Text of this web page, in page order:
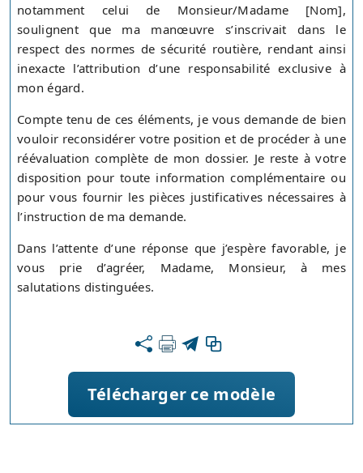
notamment celui de Monsieur/Madame [Nom],
soulignent que ma manœuvre s’inscrivait dans le
respect des normes de sécurité routière, rendant ainsi
inexacte l’attribution d’une responsabilité exclusive à
mon égard.
Compte tenu de ces éléments, je vous demande de bien
vouloir reconsidérer votre position et de procéder à une
réévaluation complète de mon dossier. Je reste à votre
disposition pour toute information complémentaire ou
pour vous fournir les pièces justificatives nécessaires à
l’instruction de ma demande.
Dans l’attente d’une réponse que j’espère favorable, je
vous prie d’agréer, Madame, Monsieur, à mes
salutations distinguées.
Télécharger ce modèle